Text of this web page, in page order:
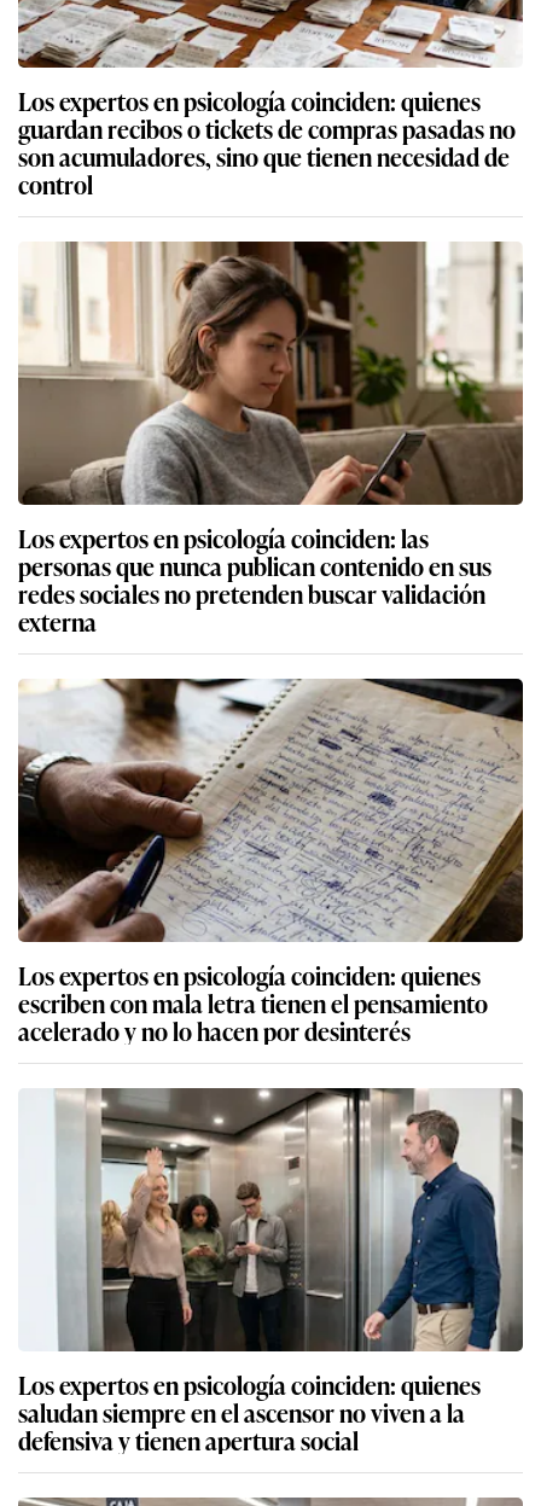
Los expertos en psicología coinciden: quienes
guardan recibos o tickets de compras pasadas no
son acumuladores, sino que tienen necesidad de
control
Los expertos en psicología coinciden: las
personas que nunca publican contenido en sus
redes sociales no pretenden buscar validación
externa
Los expertos en psicología coinciden: quienes
escriben con mala letra tienen el pensamiento
acelerado y no lo hacen por desinterés
Los expertos en psicología coinciden: quienes
saludan siempre en el ascensor no viven a la
defensiva y tienen apertura social